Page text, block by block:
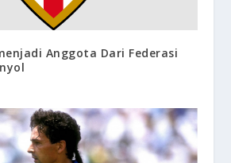
Anggota Dari Federasi